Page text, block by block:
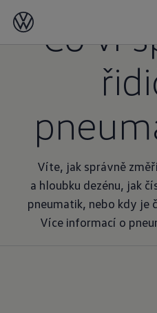
Co ví
Víte, jak správně
a hloubku dezénu, jak
pneumatik, nebo kdy je
Více informací o